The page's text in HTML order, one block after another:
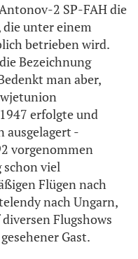
2 SP-FAH die
die unter einem
betrieben wird.
Bezeichnung
man aber,
erfolgte und
ausgelagert -
vorgenommen
schon viel
Flügen nach
nach Ungarn,
Flugshows
Gast.